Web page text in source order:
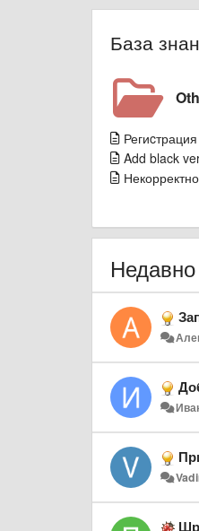
База
Add black